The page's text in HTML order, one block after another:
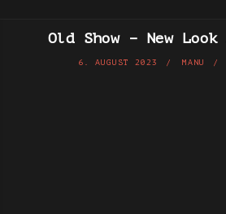
Old Show – New Look
6. AUGUST 2023 MANU